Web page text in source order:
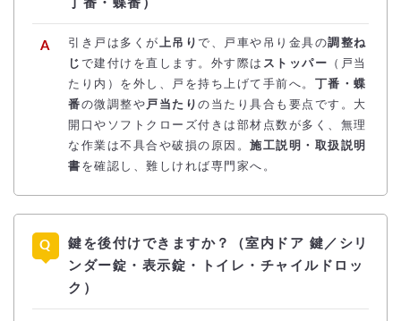
丁番・蝶番）
引き戸は多くが上吊り で、戸車や吊り金具の調整ね
じ で建付けを直します。外す際は ストッパー （戸当
たり内）を外し、戸を持ち上げて手前へ。 丁番・蝶
番の微調整や 戸当たり の当たり具合も要点です。大
開口やソフトクローズ付きは部材点数が多く、無理
な作業は不具合や破損の原因。 施工説明・取扱説明
書 を確認し、難しければ専門家へ。
鍵を後付けできますか？（室内ドア 鍵／シリ
ンダー錠・表示錠・トイレ・チャイルドロッ
ク）